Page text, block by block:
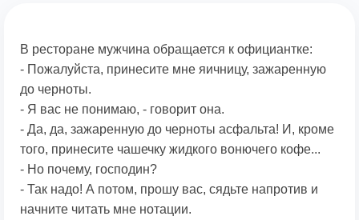
В ресторане мужчина обращается к официантке:
- Пожалуйста, принесите мне яичницу, зажаренную
до черноты.
- Я вас не понимаю, - говорит она.
- Да, да, зажаренную до черноты асфальта! И, кроме
того, принесите чашечку жидкого вонючего кофе...
- Но почему, господин?
- Так надо! А потом, прошу вас, сядьте напротив и
начните читать мне нотации.